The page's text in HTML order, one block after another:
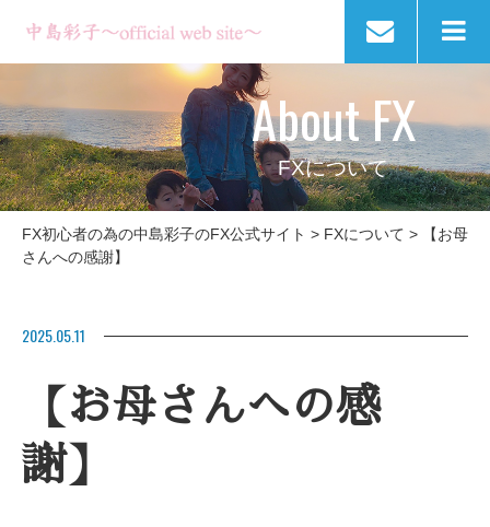
About FX
FXについて
FX初心者の為の中島彩子のFX公式サイト > FXについて >
【お母
さんへの感謝】
2025.05.11
【お母さんへの感
謝】